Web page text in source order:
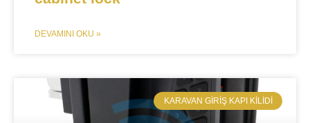
DEVAMINI OKU »
KARAVAN GIRIŞ KAPI KILIDI